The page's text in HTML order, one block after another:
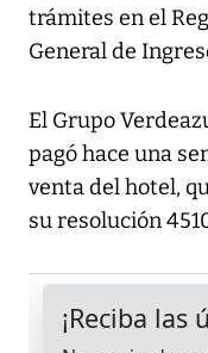
trámites en el
General de
El Grupo
pagó hace una
venta del hotel,
su resolución